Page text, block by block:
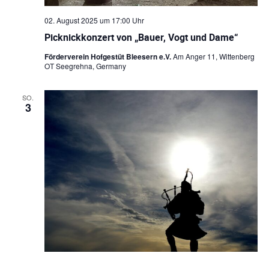
Picknickkonzert von „Bauer, Vogt und Dame“
02. August 2025 um 17:00 Uhr
Förderverein Hofgestüt Bleesern e.V.Am Anger 11, Wittenberg
OT Seegrehna, Germany
SO.
3